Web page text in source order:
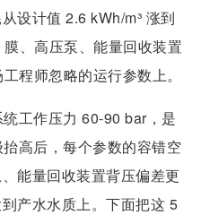
设计值 2.6 kWh/m³ 涨到
、高压泵、能量回收装置
程师忽略的运行参数上。
工作压力 60-90 bar，是
高后，每个参数的容错空
能量回收装置背压偏差更
产水水质上。下面把这 5